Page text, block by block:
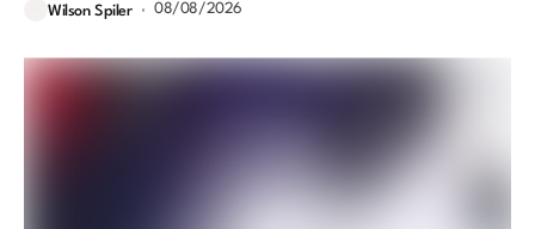
Wilson Spiler 08/08/2026